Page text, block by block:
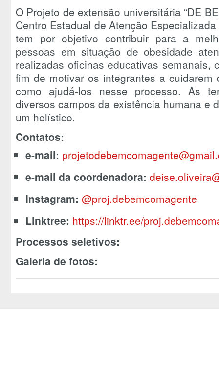
O Projeto de extensão universitária “DE
Centro Estadual de Atenção
tem por objetivo contribuir para a
pessoas em situação de obesidade
realizadas oficinas educativas semanais,
fim de motivar os integrantes a
como ajudá-los nesse processo. As
diversos campos da existência humana e
um holístico.
Contatos:
e-mail:
e-mail da coordenadora:
Instagram: @proj.debemcomagente
Linktree: https://linktr.ee/
Processos seletivos:
Galeria de fotos: